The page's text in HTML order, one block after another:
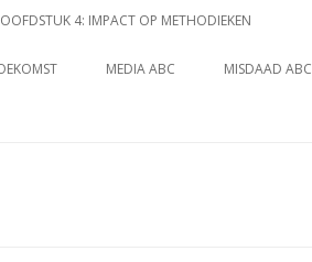
4: IMPACT OP METHODIEKEN
MEDIA ABC MISDAAD ABC